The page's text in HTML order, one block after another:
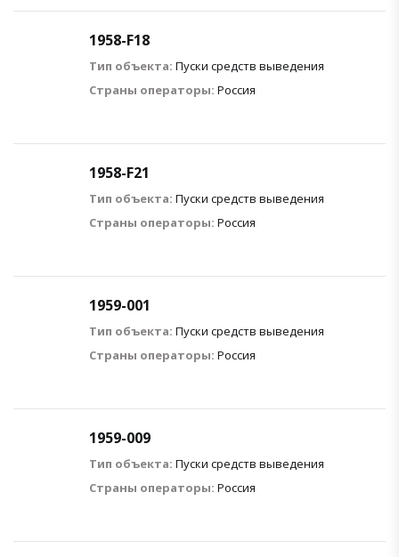
1958-F18
Тип объекта: Пуски средств выведения
Страны операторы: Россия
1958-F21
Тип объекта: Пуски средств выведения
Страны операторы: Россия
1959-001
Тип объекта: Пуски средств выведения
Страны операторы: Россия
1959-009
Тип объекта: Пуски средств выведения
Страны операторы: Россия